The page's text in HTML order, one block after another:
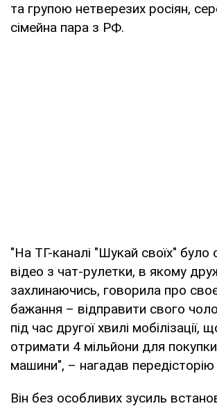
та групою нетверезих росіян,
сімейна пара з РФ.
"На ТГ-каналі "Шукай своїх" було
відео з чат-рулетки, в якому
захлинаючись, говорила про
бажання – відправити свого
під час другої хвилі мобілізації,
отримати 4 мільйони для
машини", – нагадав передісторію
Він без особливих зусиль